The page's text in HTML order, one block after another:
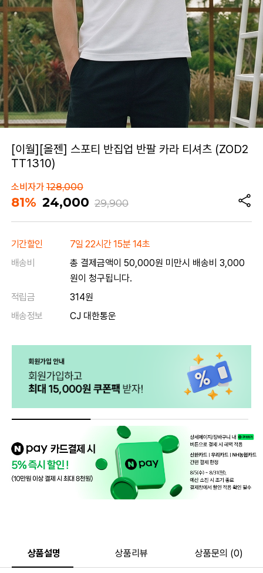
[이월][올젠] 스포티 반집업 반팔 카라 티셔츠 (ZOD2
TT1310)
소비자가128,000
81% 24,000 29,900
기간할인
7일 22시간 15분 14초
배송비
총 결제금액이 50,000원 미만시 배송비 3,000
원이 청구됩니다.
적립금
314원
배송정보
CJ 대한통운
상품설명 상품리뷰 상품문의 (0)